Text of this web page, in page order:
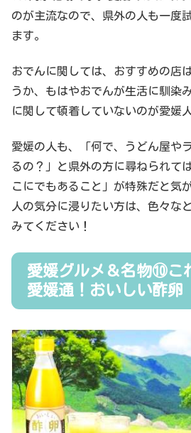
のが主流なので、県外の人も一度
ます。
おでんに関しては、おすすめの店
うか、もはやおでんが生活に馴染
に関して頓着していないのが愛媛人
愛媛の人も、「何で、うどん屋や
るの？」と県外の方に尋ねられて
こにでもあること」が特殊だと気
人の気分に浸りたい方は、色々な
みてください！
愛媛グルメ＆名物⑩こ
愛媛通！おいしい酢卵